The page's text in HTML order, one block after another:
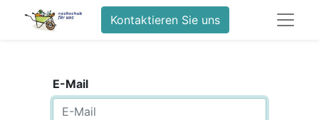
Kontaktieren Sie uns
E-Mail